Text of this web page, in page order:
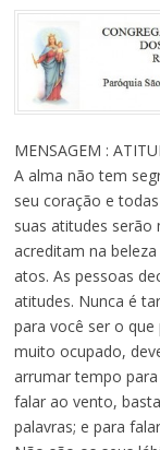
MENSAGEM :
A alma não tem
seu coração e
suas atitudes serão
acreditam na beleza
atos. As pessoas
atitudes. Nunca é
para você ser o
muito ocupado,
arrumar tempo
falar ao vento,
palavras; e para